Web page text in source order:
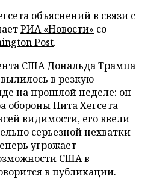
объяснений в связи с
РИА «Новости» со
Post.
США Дональда Трампа
в резкую
на прошлой неделе: он
обороны Пита Хегсета
видимости, его ввели
серьезной нехватки
угрожает
США в
в публикации.